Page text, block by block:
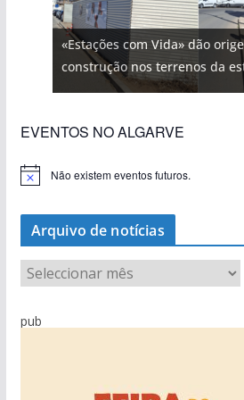
«Estações com Vida» dão
construção nos terrenos da
EVENTOS NO ALGARVE
Não existem eventos futuros.
Arquivo de notícias
q
pub